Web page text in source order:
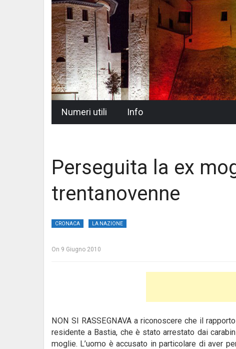
Numeri utili Info
Perseguita la ex
trentanovenne
CRONACA LA NAZIONE
On 9 Giugno 2010
NON SI RASSEGNAVA a riconoscere che il
residente a Bastia, che è stato arrestato dai
moglie. L’uomo è accusato in particolare di aver